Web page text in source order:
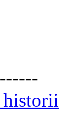
historii